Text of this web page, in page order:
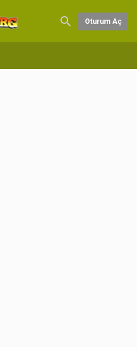
Oturum Aç